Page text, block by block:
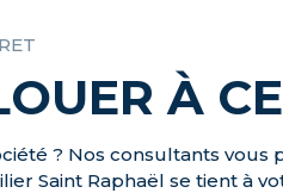
À
? Nos consultants vous
Saint Raphaël se tient à